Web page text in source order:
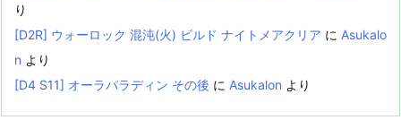
り
[D2R] ウォーロック 混沌(火) ビルド ナイトメアクリア に Asukalo
n より
[D4 S11] オーラパラディン その後 に Asukalon より